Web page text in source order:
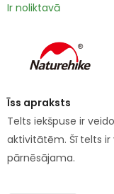
Ir noliktavā
Īss apraksts
Telts iekšpuse ir
aktivitātēm. Šī telts ir
pārnēsājama.